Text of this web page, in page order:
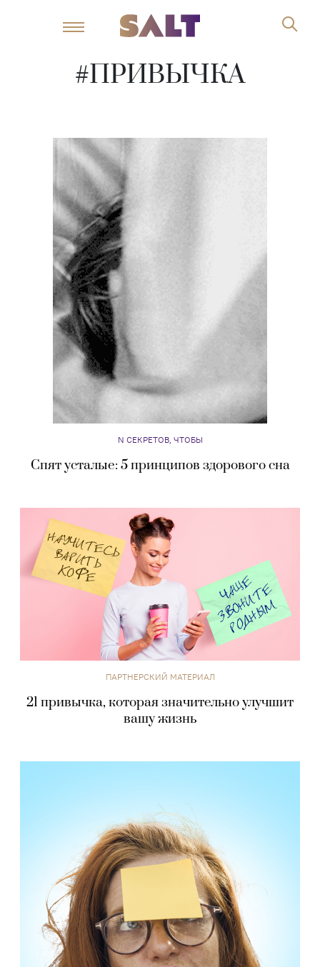
#ПРИВЫЧКА
N СЕКРЕТОВ, ЧТОБЫ
Спят усталые: 5 принципов здорового сна
ПАРТНЕРСКИЙ МАТЕРИАЛ
21 привычка, которая значительно улучшит
вашу жизнь